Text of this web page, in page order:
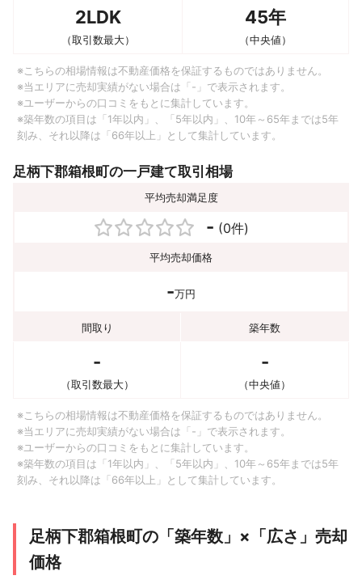
2LDK
（取引数最大）
45年
（中央値）
※こちらの相場情報は不動産価格を保証するものではありません。
※当エリアに売却実績がない場合は「-」で表示されます。
※ユーザーからの口コミをもとに集計しています。
※築年数の項目は「1年以内」、「5年以内」、10年～65年までは5年
刻み、それ以降は「66年以上」として集計しています。
足柄下郡箱根町の一戸建て取引相場
平均売却満足度
- (0件)
平均売却価格
-万円
間取り 築年数
-
（取引数最大）
-
（中央値）
※こちらの相場情報は不動産価格を保証するものではありません。
※当エリアに売却実績がない場合は「-」で表示されます。
※ユーザーからの口コミをもとに集計しています。
※築年数の項目は「1年以内」、「5年以内」、10年～65年までは5年
刻み、それ以降は「66年以上」として集計しています。
足柄下郡箱根町の「築年数」×「広さ」売却
価格